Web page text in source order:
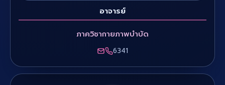
อาจารย์
ภาควิชากายภาพบำบัด
6341